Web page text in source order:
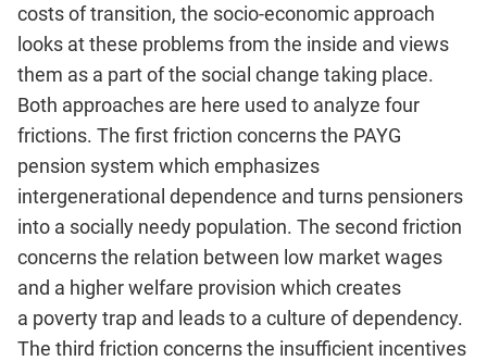
costs of transition, the socio-economic approach
looks at these problems from the inside and views
them as a part of the social change taking place.
Both approaches are here used to analyze four
frictions. The first friction concerns the PAYG
pension system which emphasizes
intergenerational dependence and turns pensioners
into a socially needy population. The second friction
concerns the relation between low market wages
and a higher welfare provision which creates
a poverty trap and leads to a culture of dependency.
The third friction concerns the insufficient incentives